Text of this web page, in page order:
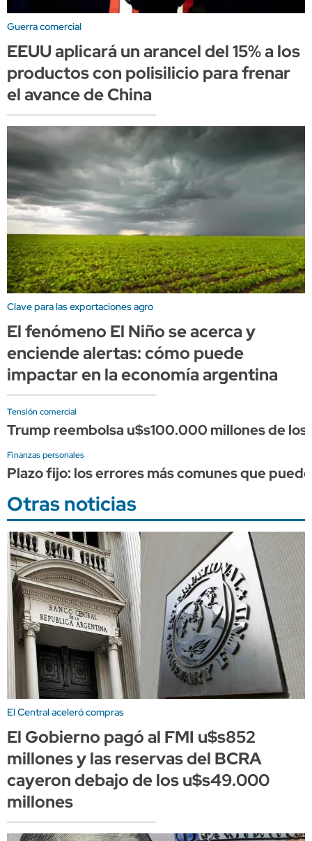
Guerra comercial
EEUU aplicará un arancel del 15% a los
productos con polisilicio para frenar
el avance de China
Clave para las exportaciones agro
El fenómeno El Niño se acerca y
enciende alertas: cómo puede
impactar en la economía argentina
Tensión comercial
Trump reembolsa u$s100.000 millones de los
Finanzas personales
Plazo fijo: los errores más comunes que
Otras noticias
El Central aceleró compras
El Gobierno pagó al FMI u$s852
millones y las reservas del BCRA
cayeron debajo de los u$s49.000
millones